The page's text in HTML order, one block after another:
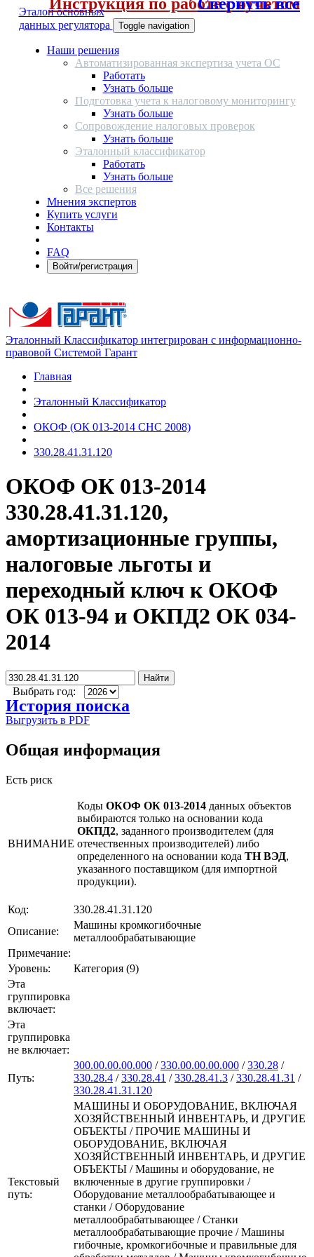
Эталон основных
данных регулятора
Toggle navigation
Наши решения
Автоматизированная экспертиза учета ОС
Работать
Узнать больше
Подготовка учета к налоговому мониторингу
Узнать больше
Сопровождение налоговых проверок
Узнать больше
Эталонный классификатор
Работать
Узнать больше
Все решения
Мнения экспертов
Купить услуги
Контакты
FAQ
Войти/регистрация
Эталонный Классификатор интегрирован с информационно-
правовой Системой Гарант
Главная
Эталонный Классификатор
ОКОФ (ОК 013-2014 СНС 2008)
330.28.41.31.120
ОКОФ ОК 013-2014
330.28.41.31.120,
амортизационные группы,
налоговые льготы и
переходный ключ к ОКОФ
ОК 013-94 и ОКПД2 ОК 034-
2014
Найти
Выбрать год:
История поиска
Выгрузить в PDF
Общая информация
Есть риск
ВНИМАНИЕ
Коды ОКОФ ОК 013-2014 данных объектов
выбираются только на основании кода
ОКПД2, заданного производителем (для
отечественных производителей) либо
определенного на основании кода ТН ВЭД,
указанного поставщиком (для импортной
продукции).
Код:
330.28.41.31.120
Описание:
Машины кромкогибочные
металлообрабатывающие
Примечание:
Уровень:
Категория (9)
Эта
группировка
включает:
Эта
группировка
не включает:
Путь:
300.00.00.00.000 /330.00.00.00.000 /330.28 /
330.28.4 /330.28.41 /330.28.41.3 /330.28.41.31 /
330.28.41.31.120
Текстовый
путь:
МАШИНЫ И ОБОРУДОВАНИЕ, ВКЛЮЧАЯ
ХОЗЯЙСТВЕННЫЙ ИНВЕНТАРЬ, И ДРУГИЕ
ОБЪЕКТЫ / ПРОЧИЕ МАШИНЫ И
ОБОРУДОВАНИЕ, ВКЛЮЧАЯ
ХОЗЯЙСТВЕННЫЙ ИНВЕНТАРЬ, И ДРУГИЕ
ОБЪЕКТЫ / Машины и оборудование, не
включенные в другие группировки /
Оборудование металлообрабатывающее и
станки / Оборудование
металлообрабатывающее / Станки
металлообрабатывающие прочие / Машины
гибочные, кромкогибочные и правильные для